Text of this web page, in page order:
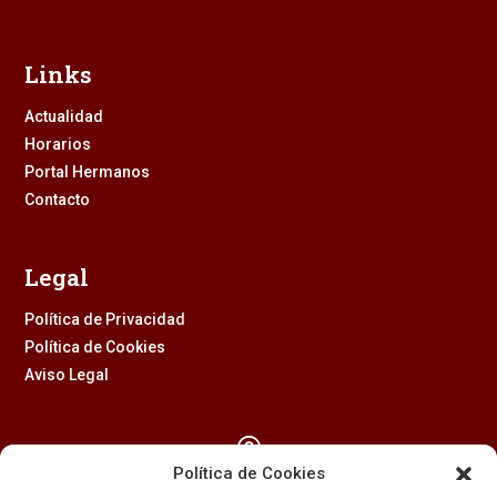
Política de Cookies
Links
Actualidad
Horarios
Portal Hermanos
Contacto
Legal
Política de Privacidad
Política de Cookies
Aviso Legal
